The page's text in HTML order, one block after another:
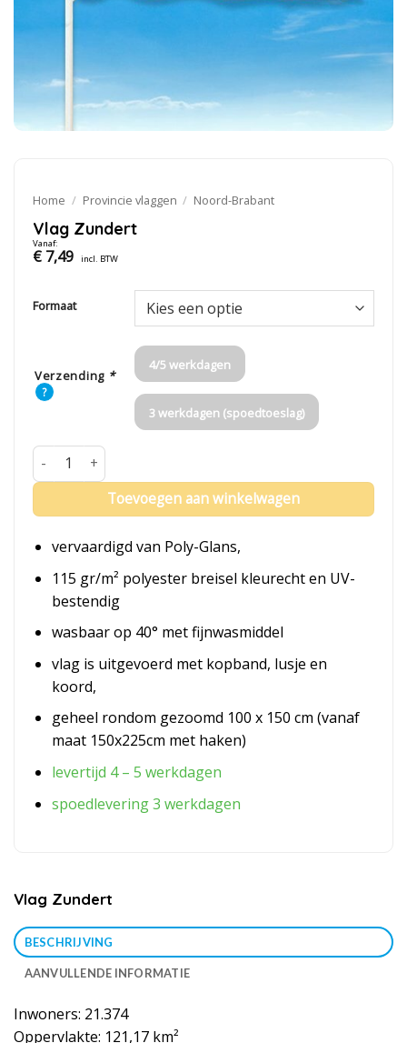
Home / Provincie vlaggen / Noord-Brabant
Vlag Zundert
Vanaf:
€7,49 incl. BTW
Formaat
Verzending *
?
4/5 werkdagen
3 werkdagen (spoedtoeslag)
Vlag Zundert aantal
Toevoegen aan winkelwagen
vervaardigd van Poly-Glans,
115 gr/m² polyester breisel kleurecht en UV-
bestendig
wasbaar op 40° met fijnwasmiddel
vlag is uitgevoerd met kopband, lusje en
koord,
geheel rondom gezoomd 100 x 150 cm (vanaf
maat 150x225cm met haken)
levertijd 4 – 5 werkdagen
spoedlevering 3 werkdagen
Vlag Zundert
BESCHRIJVING
AANVULLENDE INFORMATIE
Inwoners: 21.374
Oppervlakte: 121,17 km²